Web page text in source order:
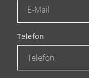
Telefon